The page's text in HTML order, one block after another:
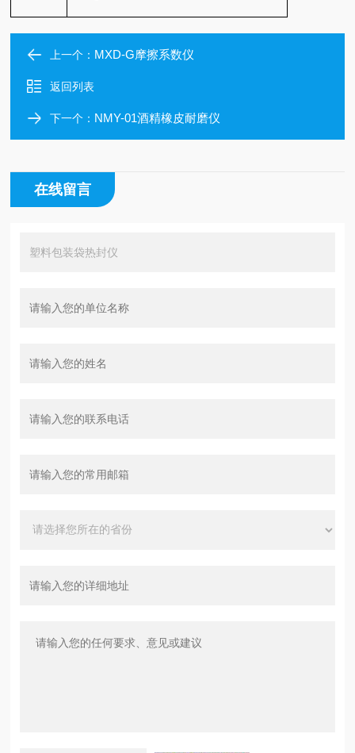
上一个： MXD-G摩擦系数仪
返回列表
下一个： NMY-01酒精橡皮耐磨仪
在线留言